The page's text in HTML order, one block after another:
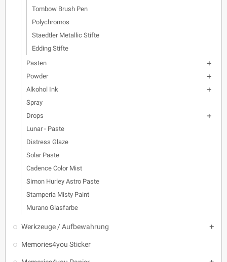
Tombow Brush Pen
Polychromos
Staedtler Metallic Stifte
Edding Stifte
Pasten

Powder 
Alkohol Ink 
Spray
Drops

Lunar - Paste
Distress Glaze
Solar Paste
Cadence Color Mist
Simon Hurley Astro Paste
Stamperia Misty Paint
Murano Glasfarbe
Werkzeuge / Aufbewahrung 
Memories4you Sticker